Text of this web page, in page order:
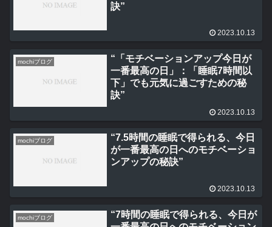
訣”
2023.10.13
mochiブログ
“「モチベーションアップ今日が
一番最高の日」：「睡眠7時間以
下」でも元気に過ごすための秘
訣”
2023.10.13
mochiブログ
“7.5時間の睡眠で得られる、今日
が一番最高の日へのモチベーショ
ンアップの秘訣”
2023.10.13
mochiブログ
“7時間の睡眠で得られる、今日が